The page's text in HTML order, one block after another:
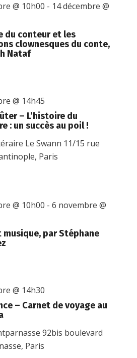
du conteur et les
clownesques du conte,
Nataf
@ 10h00 - 14 décembre @
– L’histoire du
: un succès au poil !
@ 14h45
Le Swann 11/15 rue
Paris
musique, par Stéphane
@ 10h00 -6 novembre @
– Carnet de voyage au
@ 14h30
92bis boulevard
Paris